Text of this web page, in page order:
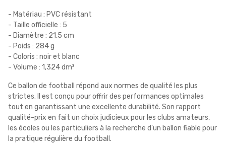
- Matériau : PVC résistant
- Taille officielle : 5
- Diamètre : 21,5 cm
- Poids : 284 g
- Coloris : noir et blanc
- Volume : 1,324 dm³
Ce ballon de football répond aux normes de qualité les plus
strictes. Il est conçu pour offrir des performances optimales
tout en garantissant une excellente durabilité. Son rapport
qualité-prix en fait un choix judicieux pour les clubs amateurs,
les écoles ou les particuliers à la recherche d'un ballon fiable pour
la pratique régulière du football.